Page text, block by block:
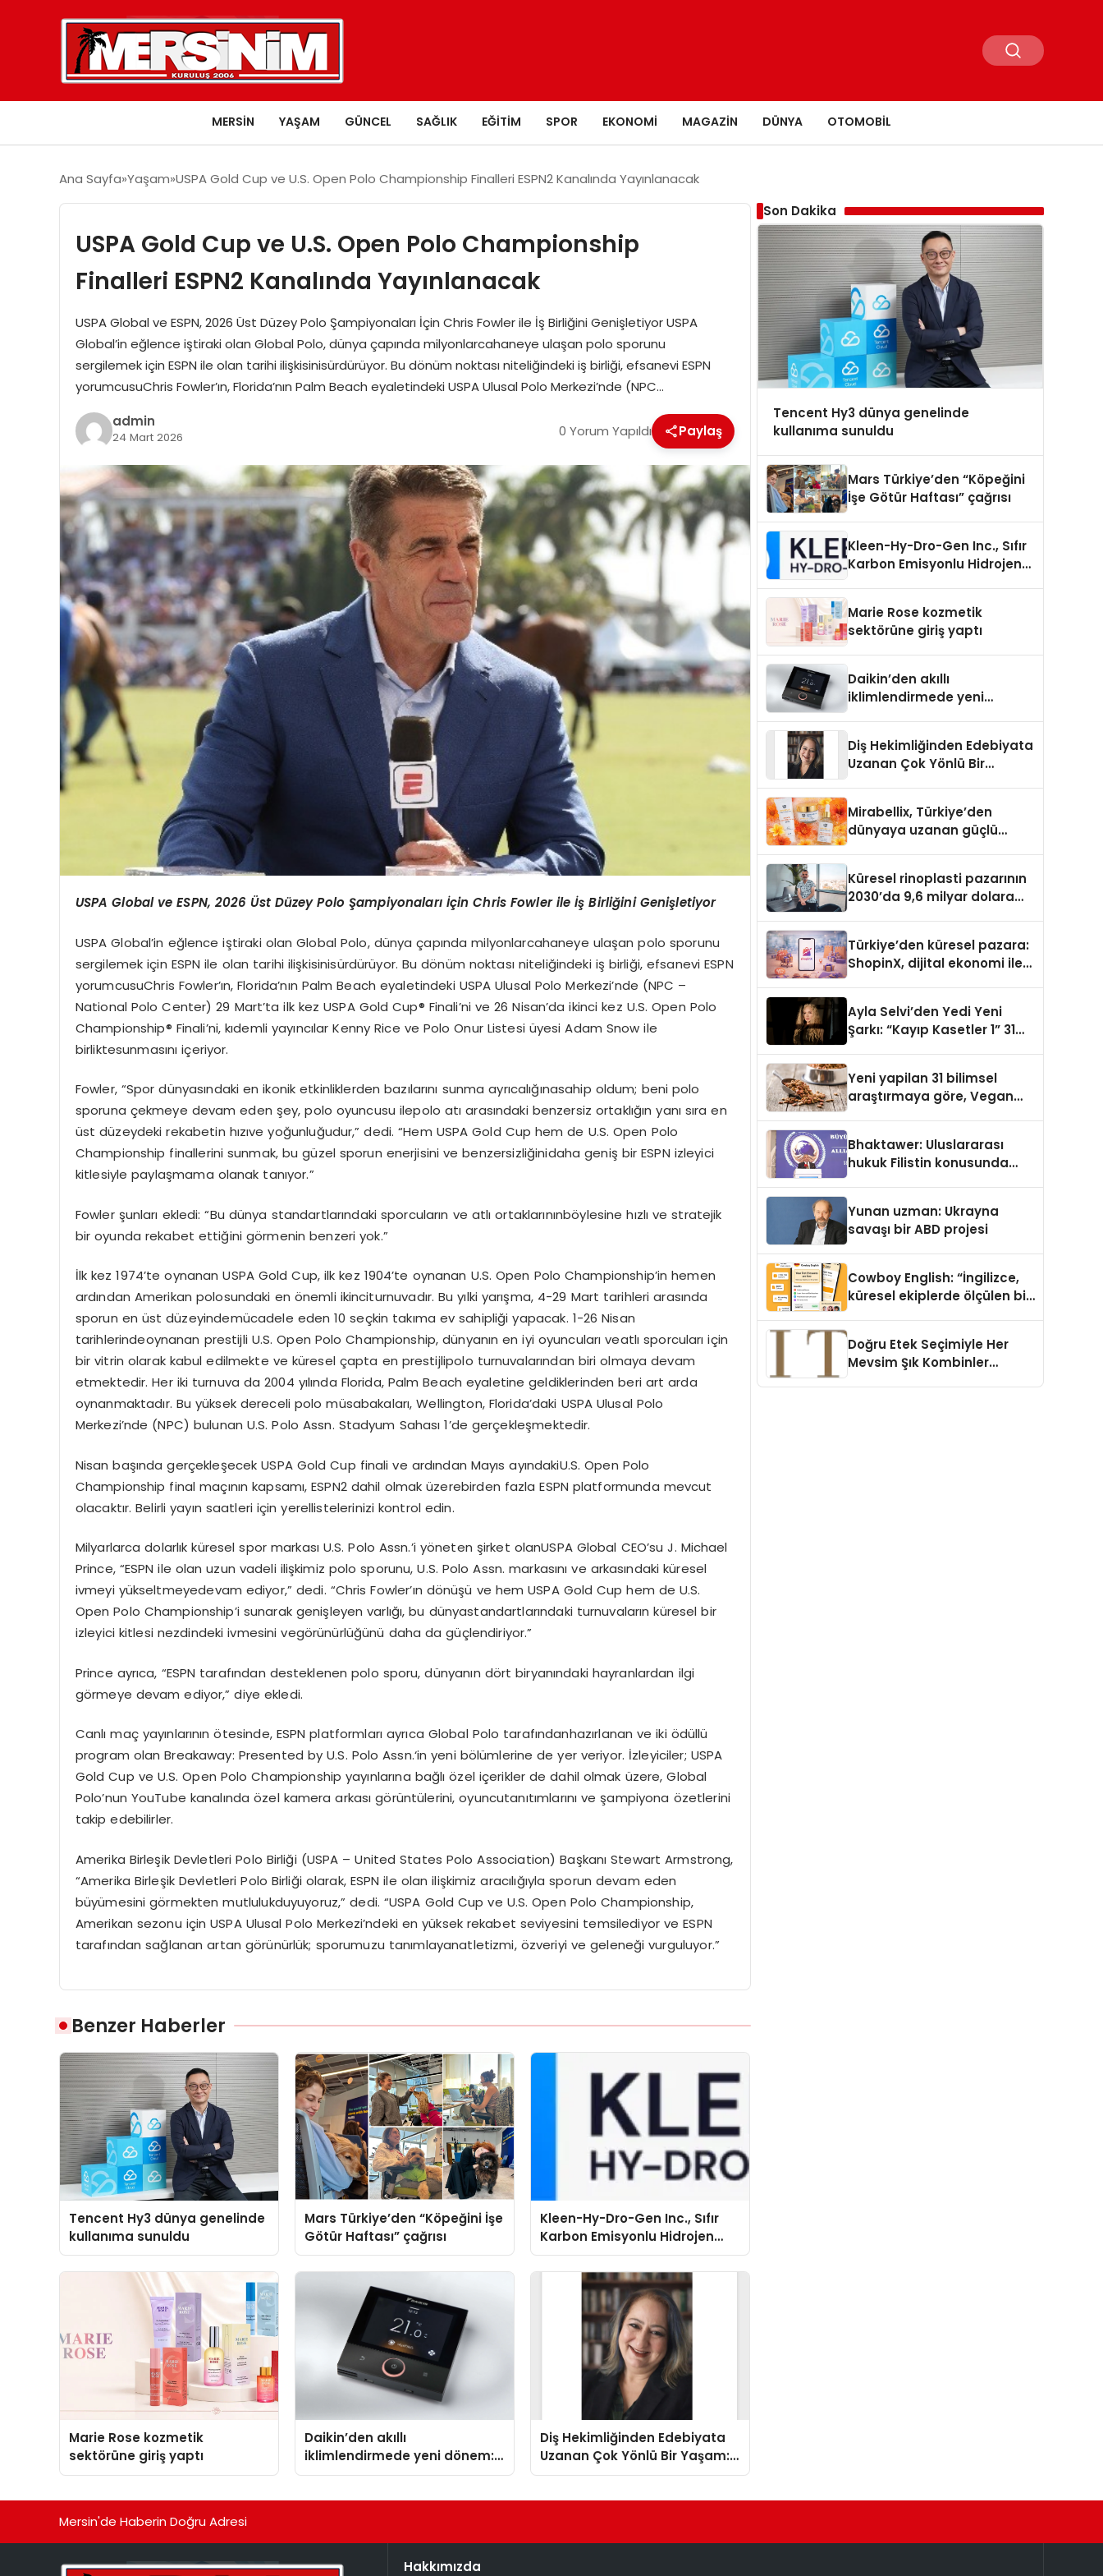
MERSIN YAŞAM GÜNCEL SAĞLIK EĞITIM SPOR EKONOMI MAGAZIN DÜNYA OTOMOBIL
Ana Sayfa Yaşam USPA Gold Cup ve U.S. Open Polo Championship Finalleri ESPN2 Kanalında Yayınlanacak
USPA Gold Cup ve U.S. Open Polo Championship
Finalleri ESPN2 Kanalında Yayınlanacak
USPA Global ve ESPN, 2026 Üst Düzey Polo Şampiyonaları İçin Chris Fowler ile İş Birliğini Genişletiyor USPA
Global’in eğlence iştiraki olan Global Polo, dünya çapında milyonlarcahaneye ulaşan polo sporunu
sergilemek için ESPN ile olan tarihi ilişkisinisürdürüyor. Bu dönüm noktası niteliğindeki iş birliği, efsanevi ESPN
yorumcusuChris Fowler’ın, Florida’nın Palm Beach eyaletindeki USPA Ulusal Polo Merkezi’nde (NPC…
admin
24 Mart 2026 0 Yorum Yapıldı Paylaş
USPA Global ve ESPN, 2026Üst DüzeyPolo Şampiyonaları İçin Chris Fowlerile İş Birliğini Genişletiyor
USPAGlobal’in eğlence iştiraki olan Global Polo, dünya çapında milyonlarcahaneye ulaşan polo sporunu
sergilemek için ESPNile olan tarihi ilişkisinisürdürüyor. Bu dönüm noktası niteliğindeki iş birliği, efsanevi ESPN
yorumcusuChris Fowler’ın,Florida’nın Palm Beach eyaletindeki USPAUlusal PoloMerkezi’nde (NPC –
National Polo Center) 29 Mart’ta ilk kez USPA Gold Cup® Finali’ni ve 26Nisan’da ikinci kez U.S. Open Polo
Championship® Finali’ni,kıdemli yayıncılar Kenny Rice ve Polo Onur Listesi üyesi Adam Snowile
birliktesunmasını içeriyor.
Fowler, “Spor dünyasındaki en ikonik etkinliklerden bazılarını sunma ayrıcalığınasahip oldum; beni polo
sporuna çekmeye devam eden şey, polo oyuncusu ilepolo atı arasındaki benzersiz ortaklığın yanı sıra en
üst düzeydeki rekabetin hızıve yoğunluğudur,”dedi. “Hem USPA Gold Cup hem de U.S. Open Polo
Championship finallerini sunmak, bu güzel sporun enerjisini ve benzersizliğinidaha geniş bir ESPN izleyici
kitlesiyle paylaşmama olanak tanıyor.”
Fowler şunları ekledi: “Bu dünya standartlarındaki sporcuların ve atlı ortaklarınınböylesine hızlı ve stratejik
bir oyunda rekabet ettiğini görmenin benzeri yok.”
İlkkez 1974’teoynanan USPA Gold Cup, ilkkez 1904’te oynanan U.S. Open PoloChampionship’in hemen
ardından Amerikan polosundaki en önemli ikinciturnuvadır. Buyılki yarışma, 4-29 Mart tarihleri arasında
sporun en üst düzeyindemücadele eden 10seçkin takıma ev sahipliği yapacak. 1-26 Nisan
tarihlerindeoynanan prestijli U.S. Open Polo Championship,dünyanın en iyi oyuncuları veatlı sporcuları için
bir vitrin olarak kabul edilmekte ve küresel çapta en prestijlipolo turnuvalarından biri olmaya devam
etmektedir. Her iki turnuva da 2004 yılında Florida, Palm Beach eyaletine geldiklerinden beri artarda
oynanmaktadır. Bu yüksek dereceli polomüsabakaları, Wellington, Florida’daki USPAUlusal Polo
Merkezi’nde (NPC) bulunan U.S. Polo Assn. Stadyum Sahası 1’de gerçekleşmektedir.
Nisanbaşında gerçekleşecek USPA Gold Cup finali ve ardından Mayıs ayındakiU.S. Open Polo
Championship finalmaçının kapsamı, ESPN2 dahil olmak üzerebirden fazla ESPN platformunda mevcut
olacaktır.Belirli yayın saatleri için yerellistelerinizi kontrol edin.
Milyarlarca dolarlık küresel spor markası U.S. Polo Assn.’i yöneten şirket olanUSPA Global CEO’su J. Michael
Prince, “ESPNile olan uzun vadeli ilişkimiz polosporunu, U.S. Polo Assn.markasını ve arkasındaki küresel
ivmeyi yükseltmeyedevam ediyor,” dedi. “ChrisFowler’ın dönüşü ve hem USPA Gold Cup hem de U.S.
Open Polo Championship’i sunarak genişleyen varlığı,bu dünyastandartlarındaki turnuvaların küresel bir
izleyici kitlesi nezdindeki ivmesini vegörünürlüğünü daha dagüçlendiriyor.”
Prince ayrıca, “ESPN tarafından desteklenen polo sporu,dünyanın dörtbiryanındaki hayranlardan ilgi
görmeye devam ediyor,”diye ekledi.
Canlı maç yayınlarının ötesinde, ESPNplatformları ayrıca Global Polo tarafındanhazırlanan ve iki ödüllü
program olan Breakaway: Presented by U.S. PoloAssn.‘in yeni bölümlerine deyer veriyor. İzleyiciler; USPA
Gold Cup ve U.S. Open Polo Championshipyayınlarına bağlı özel içerikler dedahil olmak üzere,Global
Polo’nun YouTube kanalında özel kamera arkası görüntülerini,oyuncutanıtımlarını ve şampiyona özetlerini
takip edebilirler.
Amerika Birleşik Devletleri Polo Birliği (USPA – United States Polo Association)Başkanı Stewart Armstrong,
“Amerika Birleşik Devletleri Polo Birliği olarak, ESPNile olan ilişkimiz aracılığıyla sporun devam eden
büyümesini görmekten mutlulukduyuyoruz,”dedi. “USPA Gold Cupve U.S. Open Polo Championship,
Amerikan sezonu için USPA Ulusal Polo Merkezi’ndeki en yüksek rekabet seviyesini temsilediyor ve ESPN
tarafından sağlanan artan görünürlük; sporumuzu tanımlayanatletizmi, özveriyi ve geleneği vurguluyor.”
Benzer Haberler
Tencent Hy3 dünya genelinde
kullanıma sunuldu
Mars Türkiye’den “Köpeğini İşe
Götür Haftası” çağrısı
Kleen-Hy-Dro-Gen Inc., Sıfır
Karbon Emisyonlu Hidrojen
Isıtma Teknolojisinde ISO ve
TSSA Düzenleyici Onaylarını
Marie Rose kozmetik
sektörüne giriş yaptı
Daikin’den akıllı
iklimlendirmede yeni dönem:
Madoka Plus Türkiye’de
Diş Hekimliğinden Edebiyata
Uzanan Çok Yönlü Bir Yaşam:
Yeşim Şahin Yaman
Son Dakika
Tencent Hy3 dünya genelinde
kullanıma sunuldu
Mars Türkiye’den “Köpeğini
İşe Götür Haftası” çağrısı
Kleen-Hy-Dro-Gen Inc., Sıfır
Karbon Emisyonlu Hidrojen
Aldı
Marie Rose kozmetik
sektörüne giriş yaptı
Daikin’den akıllı
iklimlendirmede yeni
Diş Hekimliğinden Edebiyata
Uzanan Çok Yönlü Bir
Mirabellix, Türkiye’den
dünyaya uzanan güçlü
Küresel rinoplasti pazarının
2030’da 9,6 milyar dolara
Türkiye’den küresel pazara:
ShopinX, dijital ekonomi ile
Ayla Selvi’den Yedi Yeni
Şarkı: “Kayıp Kasetler 1” 31
Yeni yapilan 31 bilimsel
araştırmaya göre, Vegan
Sindirildiğini Ortaya Koydu
Bhaktawer: Uluslararası
hukuk Filistin konusunda
Yunan uzman: Ukrayna
savaşı bir ABD projesi
Cowboy English: “İngilizce,
küresel ekiplerde ölçülen bir
Doğru Etek Seçimiyle Her
Mevsim Şık Kombinler
Mersin'de Haberin Doğru Adresi
Hakkımızda